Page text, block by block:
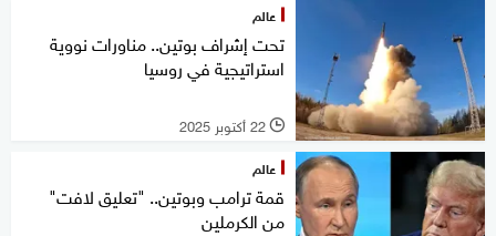
عالم
تحت إشراف بوتين.. مناورات نووية
استراتيجية في روسيا
l 22 أكتوبر 2025
عالم
قمة ترامب وبوتين.. "تعليق لافت"
من الكرملين